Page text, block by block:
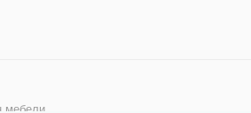
мебели